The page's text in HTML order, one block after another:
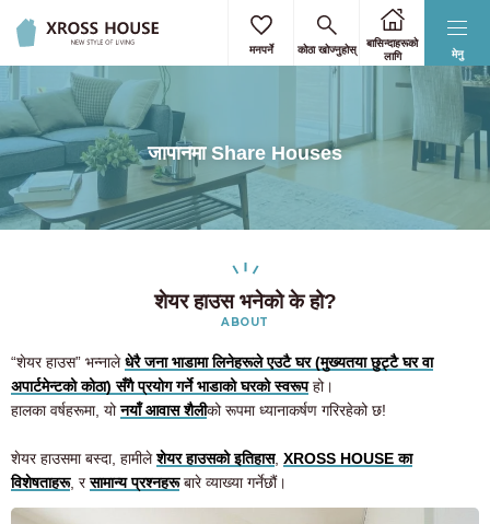
मेनु
मनपर्ने कोठा खोज्नुहोस्
बासिन्दाहरूको
लागि
जापानमा Share Houses
शेयर हाउस भनेको के हो?
ABOUT
“शेयर हाउस” भन्नालेधेरै जना भाडामा लिनेहरूले एउटै घर (मुख्यतया छुट्टै घर वा
अपार्टमेन्टको कोठा) सँगै प्रयोग गर्ने भाडाको घरको स्वरूपहो।
हालका वर्षहरूमा, योनयाँ आवास शैलीको रूपमा ध्यानाकर्षण गरिरहेको छ!
शेयर हाउसमा बस्दा, हामीलेशेयर हाउसको इतिहास, XROSS HOUSE का
विशेषताहरू, रसामान्य प्रश्नहरूबारे व्याख्या गर्नेछौं।